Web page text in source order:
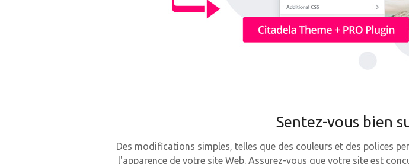
Sentez-vous bien
Des modifications simples, telles que des couleurs et des polices
l'apparence de votre site Web. Assurez-vous que votre site est